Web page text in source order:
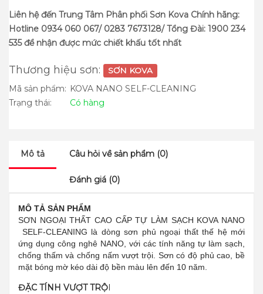
Liên hệ đến Trung Tâm Phân phối Sơn Kova Chính hãng:
Hotline 0934 060 067/ 0283 7673128/ Tổng Đài: 1900 234
535 để nhận được mức chiết khấu tốt nhất
Thương hiệu sơn: SƠN KOVA
Mã sản phẩm: KOVA NANO SELF-CLEANING
Trạng thái:
Có hàng
Mô tả Câu hỏi về sản phẩm (0)
Đánh giá (0)
MÔ TẢ SẢN PHẨM
SƠN NGOẠI THẤT CAO CẤP TỰ LÀM SẠCH KOVA NANO
SELF-CLEANING là dòng sơn phủ ngoại thất thế hệ mới
ứng dụng công nghê NANO, với các tính năng tự làm sạch,
chống thấm và chống nấm vượt trội. Sơn có độ phủ cao, bề
mặt bóng mờ kéo dài độ bền màu lên đến 10 năm.
ĐẶC TÍNH VƯỢT TRỘI